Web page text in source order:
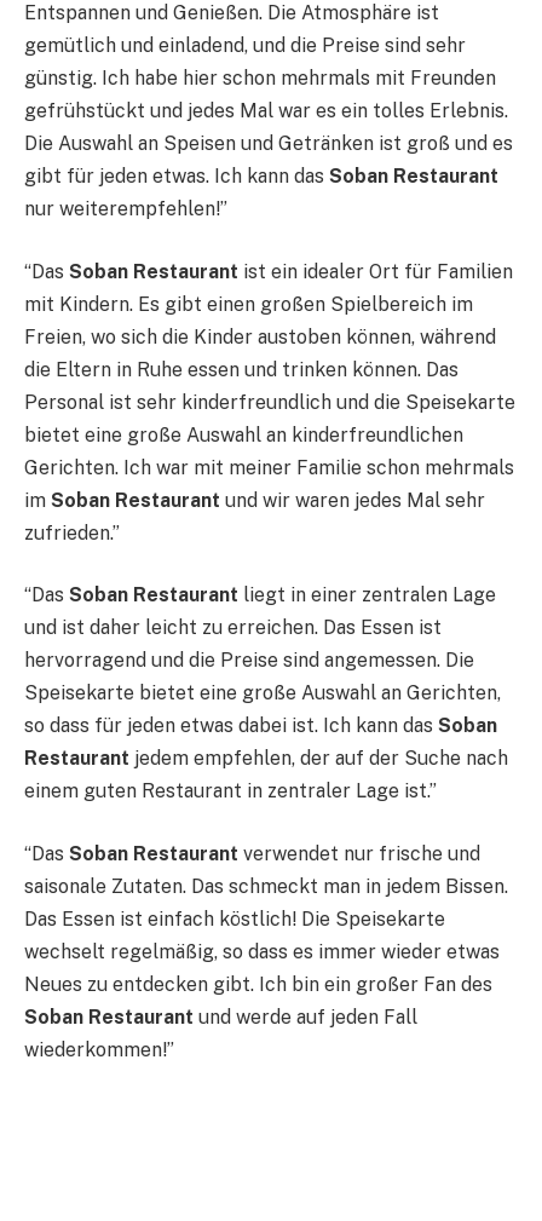
Entspannen und Genießen. Die Atmosphäre ist
gemütlich und einladend, und die Preise sind sehr
günstig. Ich habe hier schon mehrmals mit Freunden
gefrühstückt und jedes Mal war es ein tolles Erlebnis.
Die Auswahl an Speisen und Getränken ist groß und es
gibt für jeden etwas. Ich kann das Soban Restaurant
nur weiterempfehlen!”
“Das Soban Restaurant ist ein idealer Ort für Familien
mit Kindern. Es gibt einen großen Spielbereich im
Freien, wo sich die Kinder austoben können, während
die Eltern in Ruhe essen und trinken können. Das
Personal ist sehr kinderfreundlich und die Speisekarte
bietet eine große Auswahl an kinderfreundlichen
Gerichten. Ich war mit meiner Familie schon mehrmals
im Soban Restaurant und wir waren jedes Mal sehr
zufrieden.”
“Das Soban Restaurant liegt in einer zentralen Lage
und ist daher leicht zu erreichen. Das Essen ist
hervorragend und die Preise sind angemessen. Die
Speisekarte bietet eine große Auswahl an Gerichten,
so dass für jeden etwas dabei ist. Ich kann das Soban
Restaurant jedem empfehlen, der auf der Suche nach
einem guten Restaurant in zentraler Lage ist.”
“Das Soban Restaurant verwendet nur frische und
saisonale Zutaten. Das schmeckt man in jedem Bissen.
Das Essen ist einfach köstlich! Die Speisekarte
wechselt regelmäßig, so dass es immer wieder etwas
Neues zu entdecken gibt. Ich bin ein großer Fan des
Soban Restaurant und werde auf jeden Fall
wiederkommen!”